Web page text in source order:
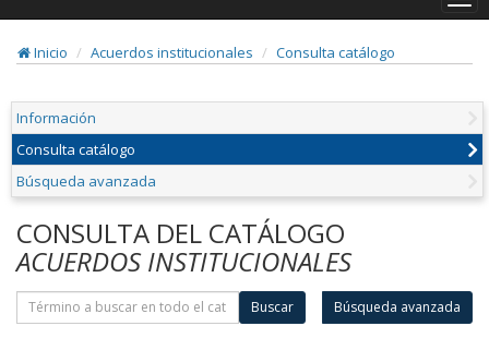
Inicio
Acuerdos institucionales Consulta catálogo
Información
Consulta catálogo
Búsqueda avanzada
CONSULTA DEL CATÁLOGO
ACUERDOS INSTITUCIONALES
Buscar Búsqueda avanzada